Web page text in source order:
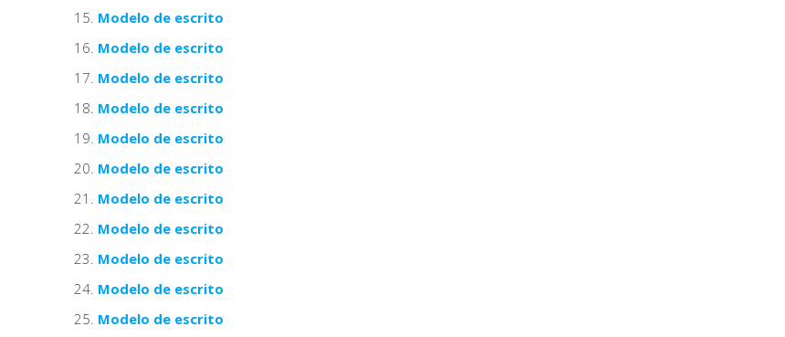
Modelo de escrito
Modelo de escrito
Modelo de escrito
Modelo de escrito
Modelo de escrito
Modelo de escrito
Modelo de escrito
Modelo de escrito
Modelo de escrito
Modelo de escrito
Modelo de escrito